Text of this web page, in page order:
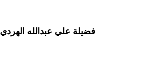
فضيلة علي عبدالله الهردي